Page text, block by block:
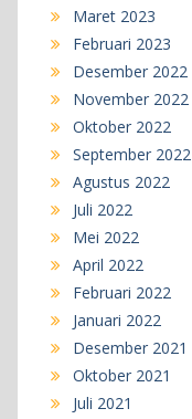
Maret 2023
Februari 2023
Desember 2022
November 2022
Oktober 2022
September 2022
Agustus 2022
Juli 2022
Mei 2022
April 2022
Februari 2022
Januari 2022
Desember 2021
Oktober 2021
Juli 2021